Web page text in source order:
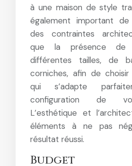
à une maison de style
également important
des contraintes
que la présence de
différentes tailles, de
corniches, afin de
qui s’adapte
configuration de
L’esthétique et
éléments à ne pas
résultat réussi.
Budget